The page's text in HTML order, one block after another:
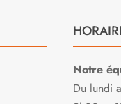
Notre
Du lundi